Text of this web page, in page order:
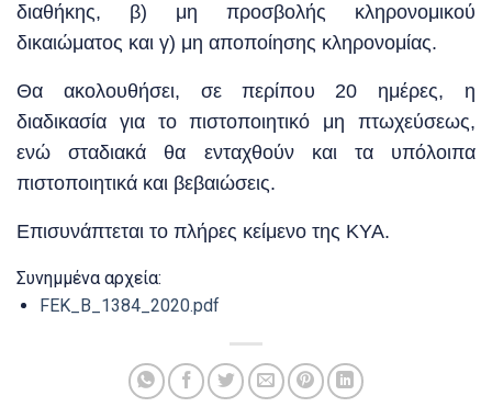
διαθήκης, β) μη προσβολής κληρονομικού
δικαιώματος και γ) μη αποποίησης κληρονομίας.
Θα ακολουθήσει, σε περίπου 20 ημέρες, η
διαδικασία για το πιστοποιητικό μη πτωχεύσεως,
ενώ σταδιακά θα ενταχθούν και τα υπόλοιπα
πιστοποιητικά και βεβαιώσεις.
Επισυνάπτεται το πλήρες κείμενο της ΚΥΑ.
Συνημμένα αρχεία:
FEK_B_1384_2020.pdf